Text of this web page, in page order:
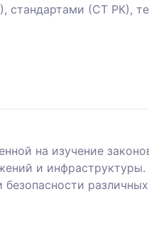
(СТ РК),
на изучение
и